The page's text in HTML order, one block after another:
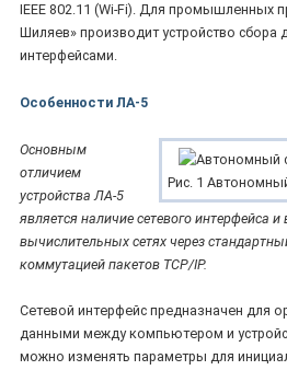
IEEE 802.11 (Wi-Fi). Для промышленных
Шиляев» производит устройство сбора
интерфейсами.
Особенности ЛА-5
Рис. 1
Основным
отличием
устройства ЛА-5
является наличие сетевого интерфейса
вычислительных сетях через
коммутацией пакетов TCP/IP.
Сетевой интерфейс предназначен для
данными между компьютером и
можно изменять параметры для